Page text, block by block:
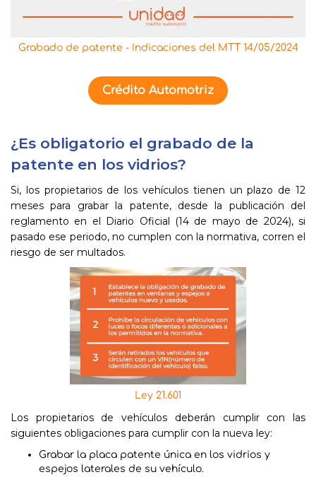
Grabado de patente - Indicaciones del MTT 14/05/2024
Crédito Automotriz
¿Es obligatorio el grabado de la
patente en los vidrios?
Si, los propietarios de los vehículos tienen un plazo de 12
meses para grabar la patente, desde la publicación del
reglamento en el Diario Oficial (14 de mayo de 2024), si
pasado ese periodo, no cumplen con la normativa, corren el
riesgo de ser multados.
Ley 21.601
Los propietarios de vehículos deberán cumplir con las
siguientes obligaciones para cumplir con la nueva ley:
Grabar la placa patente única en los vidrios y
espejos laterales de su vehículo.